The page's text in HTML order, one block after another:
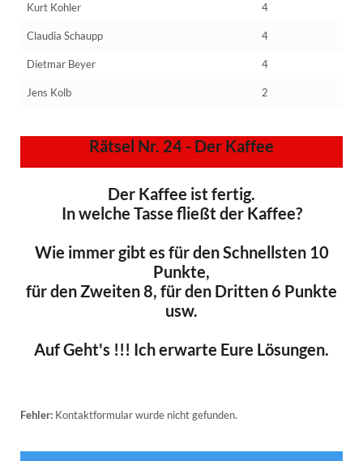
Kurt Kohler 4
Claudia Schaupp 4
Dietmar Beyer 4
Jens Kolb 2
Rätsel Nr. 24 - Der Kaffee
Der Kaffee ist fertig.
In welche Tasse fließt der Kaffee?
Wie immer gibt es für den Schnellsten 10
Punkte,
für den Zweiten 8, für den Dritten 6 Punkte
usw.
Auf Geht's !!! Ich erwarte Eure Lösungen.
Fehler: Kontaktformular wurde nicht gefunden.